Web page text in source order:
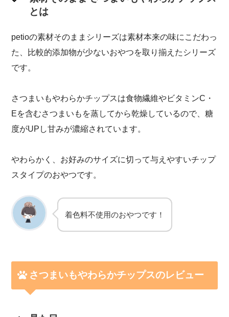
とは
petioの素材そのままシリーズは素材本来の味にこだわっ
た、比較的添加物が少ないおやつを取り揃えたシリーズ
です。
さつまいもやわらかチップスは食物繊維やビタミンC・
Eを含むさつまいもを蒸してから乾燥しているので、糖
度がUPし甘みが濃縮されています。
やわらかく、お好みのサイズに切って与えやすいチップ
スタイプのおやつです。
着色料不使用のおやつです！
さつまいもやわらかチップスのレビュー